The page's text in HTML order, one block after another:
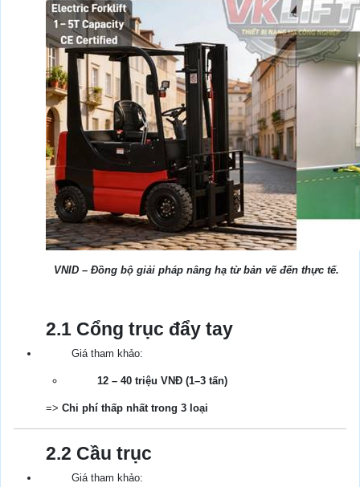
VNID – Đồng bộ giải pháp nâng hạ từ bản vẽ đến thực tế.
2.1 Cổng trục đẩy tay
Giá tham khảo:
12 – 40 triệu VNĐ (1–3 tấn)
=> Chi phí thấp nhất trong 3 loại
2.2 Cầu trục
Giá tham khảo: